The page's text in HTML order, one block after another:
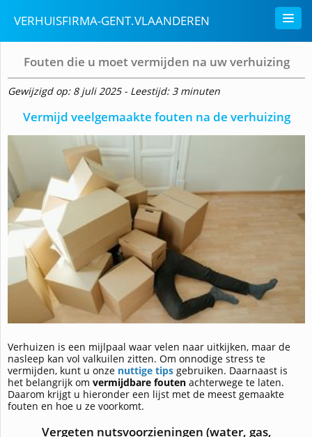
VERHUISFIRMA-GENT.VLAANDEREN
Fouten die u moet vermijden na uw verhuizing
Gewijzigd op: 8 juli 2025 - Leestijd: 3 minuten
Vermijd veelgemaakte fouten na de verhuizing
Verhuizen is een mijlpaal waar velen naar uitkijken, maar de
nasleep kan vol valkuilen zitten. Om onnodige stress te
vermijden, kunt u onze nuttige tips gebruiken. Daarnaast is
het belangrijk om vermijdbare fouten achterwege te laten.
Daarom krijgt u hieronder een lijst met de meest gemaakte
fouten en hoe u ze voorkomt.
Vergeten nutsvoorzieningen (water, gas,